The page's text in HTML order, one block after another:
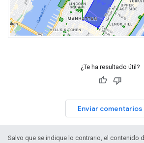
¿Te ha resultado útil?
Enviar comentarios
Salvo que se indique lo contrario, el contenido